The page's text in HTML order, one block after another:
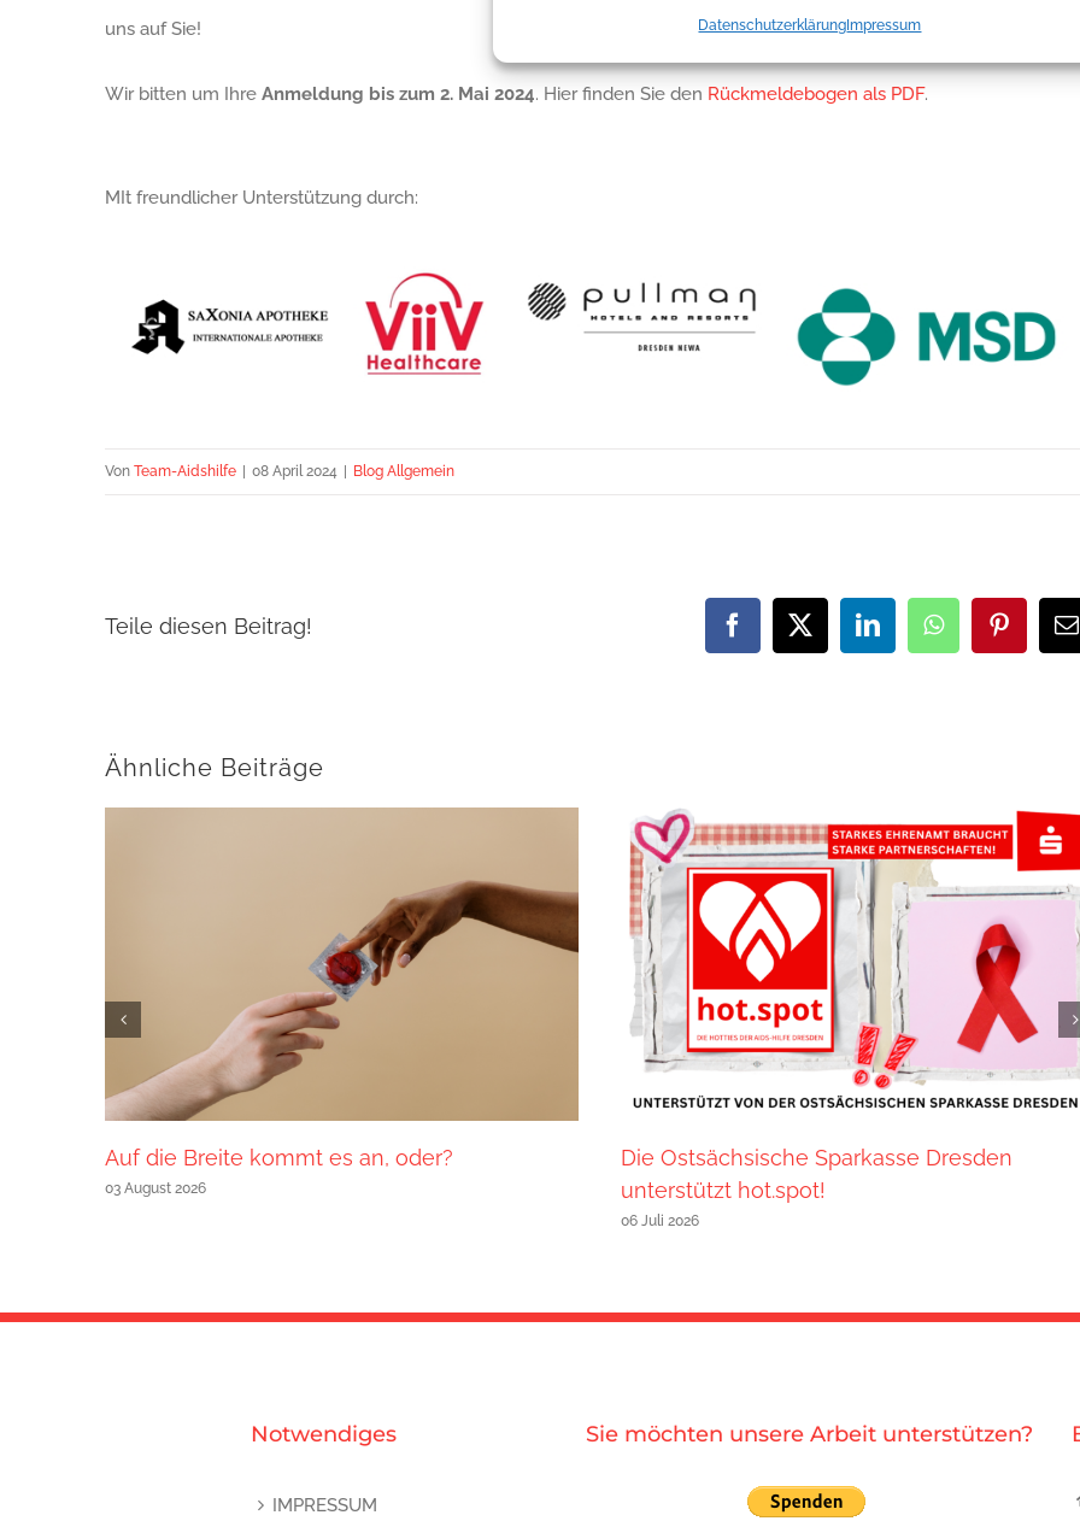
DatenschutzerklärungImpressum
uns auf Sie!
Wir bitten um Ihre Anmeldung bis zum 2. Mai 2024. Hier finden Sie den Rückmeldebogen als PDF.
MIt freundlicher Unterstützung durch:
Von Team-Aidshilfe 08 April 2024 Blog Allgemein
Teile diesen Beitrag! Facebook
X LinkedInWhatsAppPinterest
E-
Ähnliche Beiträge
Auf die Breite kommt es an, oder?
03 August 2026
Die Ostsächsische Sparkasse Dresden
unterstützt hot.spot!
06 Juli 2026
Notwendiges
IMPRESSUM
Sie möchten unsere Arbeit unterstützen?